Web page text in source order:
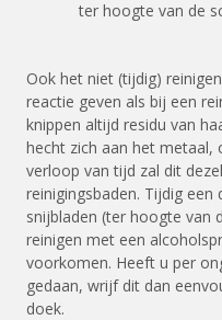
ter hoogte van de
Ook het niet (tijdig)
reactie geven als bij een
knippen altijd residu van
hecht zich aan het metaal,
verloop van tijd zal dit
reinigingsbaden. Tijdig
snijbladen (ter hoogte van
reinigen met een
voorkomen. Heeft u per
gedaan, wrijf dit dan
doek.